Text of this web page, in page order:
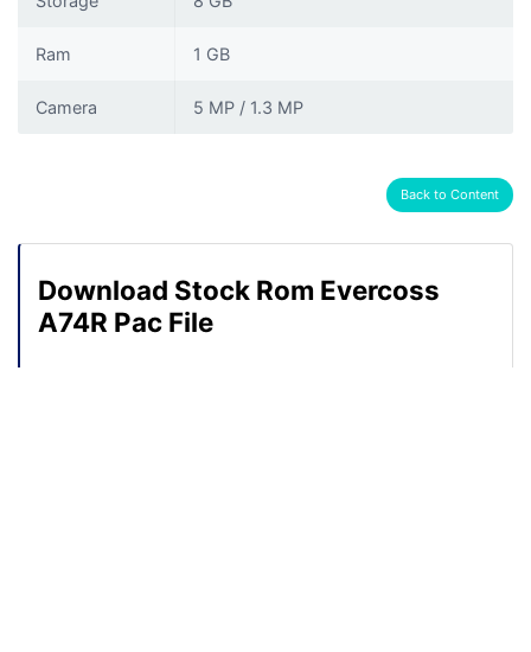
Ram 1 GB
Camera 5 MP / 1.3 MP
Back to Content
Download Stock Rom Evercoss
A74R Pac File